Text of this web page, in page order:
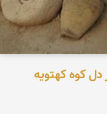
کوه کهتویه